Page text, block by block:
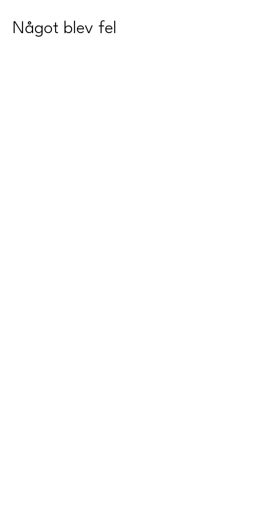
Något blev fel